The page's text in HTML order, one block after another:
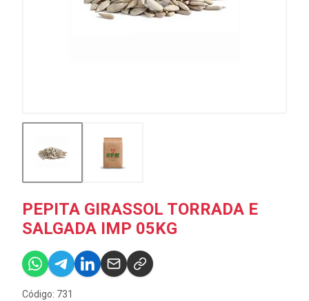
PEPITA GIRASSOL TORRADA E
SALGADA IMP 05KG
Código: 731